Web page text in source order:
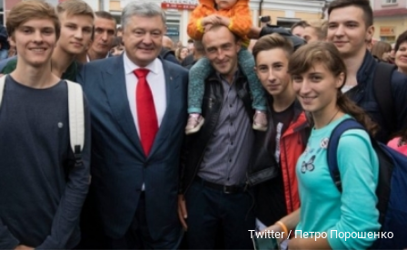
Twitter / Петро Порошенко